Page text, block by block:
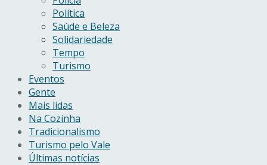
Política
Saúde e Beleza
Solidariedade
Tempo
Turismo
Eventos
Gente
Mais lidas
Na Cozinha
Tradicionalismo
Turismo pelo Vale
Últimas notícias